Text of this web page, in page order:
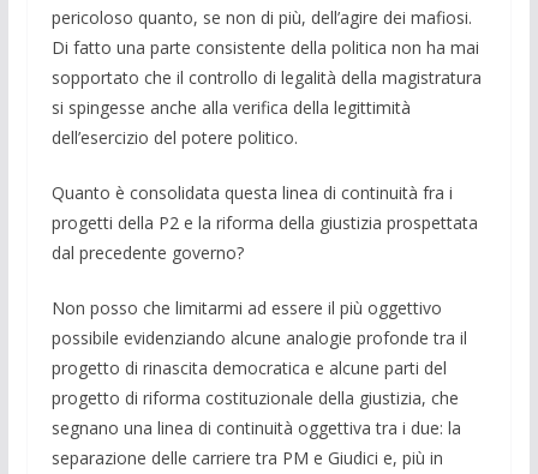
pericoloso quanto, se non di più, dell’agire dei mafiosi.
Di fatto una parte consistente della politica non ha mai
sopportato che il controllo di legalità della magistratura
si spingesse anche alla verifica della legittimità
dell’esercizio del potere politico.
Quanto è consolidata questa linea di continuità fra i
progetti della P2 e la riforma della giustizia prospettata
dal precedente governo?
Non posso che limitarmi ad essere il più oggettivo
possibile evidenziando alcune analogie profonde tra il
progetto di rinascita democratica e alcune parti del
progetto di riforma costituzionale della giustizia, che
segnano una linea di continuità oggettiva tra i due: la
separazione delle carriere tra PM e Giudici e, più in